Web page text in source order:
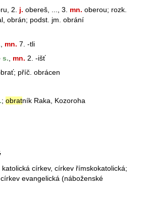
2. j. obereš, ..., 3. mn. oberou; rozk.
obrán; podst. jm. obrání
mn. 7. -tli
s. mn. 2. -išť
příč. obrácen
; obratník Raka, Kozoroha
katolická církev, církev římskokatolická;
církev evangelická (náboženské